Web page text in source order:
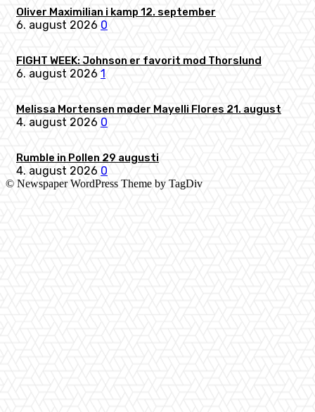
Oliver Maximilian i kamp 12. september
6. august 2026 0
FIGHT WEEK: Johnson er favorit mod Thorslund
6. august 2026 1
Melissa Mortensen møder Mayelli Flores 21. august
4. august 2026 0
Rumble in Pollen 29 augusti
4. august 2026 0
© Newspaper WordPress Theme by TagDiv